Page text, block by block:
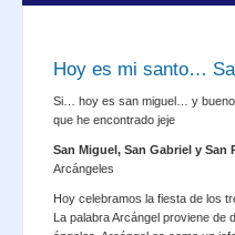
Hoy es mi santo…
Si… hoy es san miguel… y
que he encontrado jeje
San Miguel, San Gabriel y San
Arcángeles
Hoy celebramos la fiesta de los
La palabra Arcángel proviene de